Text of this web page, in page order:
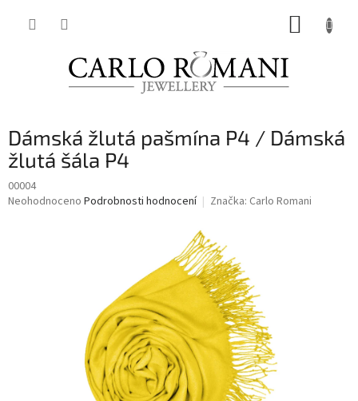
Dámská žlutá pašmína P4 / Dámská
žlutá šála P4
00004
Průměrné
Neohodnoceno Podrobnosti hodnocení Značka: Carlo Romani